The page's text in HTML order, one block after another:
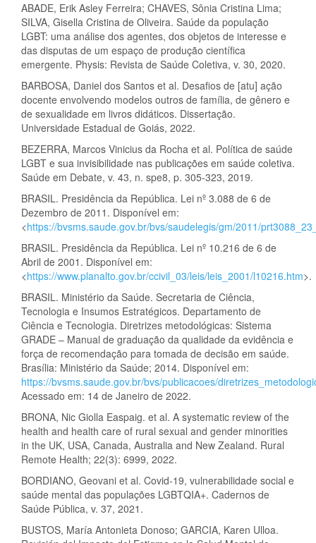
ABADE, Erik Asley Ferreira; CHAVES, Sônia Cristina Lima;
SILVA, Gisella Cristina de Oliveira. Saúde da população
LGBT: uma análise dos agentes, dos objetos de interesse e
das disputas de um espaço de produção científica
emergente. Physis: Revista de Saúde Coletiva, v. 30, 2020.
BARBOSA, Daniel dos Santos et al. Desafios de [atu] ação
docente envolvendo modelos outros de família, de gênero e
de sexualidade em livros didáticos. Dissertação.
Universidade Estadual de Goiás, 2022.
BEZERRA, Marcos Vinicius da Rocha et al. Política de saúde
LGBT e sua invisibilidade nas publicações em saúde coletiva.
Saúde em Debate, v. 43, n. spe8, p. 305-323, 2019.
BRASIL. Presidência da República. Lei nº 3.088 de 6 de
Dezembro de 2011. Disponível em:
<https://bvsms.saude.gov.br/bvs/saudelegis/gm/2011/
BRASIL. Presidência da República. Lei nº 10.216 de 6 de
Abril de 2001. Disponível em:
<https://www.planalto.gov.br/ccivil_03/leis/leis_2001/l10216.htm>.
BRASIL. Ministério da Saúde. Secretaria de Ciência,
Tecnologia e Insumos Estratégicos. Departamento de
Ciência e Tecnologia. Diretrizes metodológicas: Sistema
GRADE – Manual de graduação da qualidade da evidência e
força de recomendação para tomada de decisão em saúde.
Brasília: Ministério da Saúde; 2014. Disponível em:
https://bvsms.saude.gov.br/bvs/publicacoes/
Acessado em: 14 de Janeiro de 2022.
BRONA, Nic Giolla Easpaig. et al. A systematic review of the
health and health care of rural sexual and gender minorities
in the UK, USA, Canada, Australia and New Zealand. Rural
Remote Health; 22(3): 6999, 2022.
BORDIANO, Geovani et al. Covid-19, vulnerabilidade social e
saúde mental das populações LGBTQIA+. Cadernos de
Saúde Pública, v. 37, 2021.
BUSTOS, María Antonieta Donoso; GARCIA, Karen Ulloa.